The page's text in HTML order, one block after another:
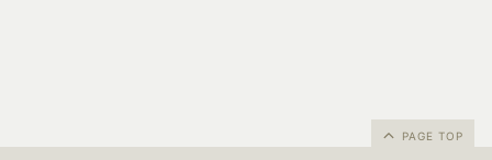
PAGE TOP